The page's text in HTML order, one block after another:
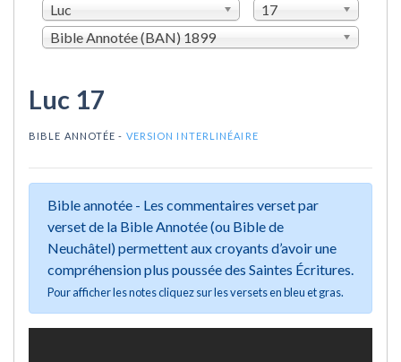
Luc
17
Bible Annotée (BAN) 1899
Luc 17
BIBLE ANNOTÉE - VERSION INTERLINÉAIRE
Bible annotée - Les commentaires verset par
verset de la Bible Annotée (ou Bible de
Neuchâtel) permettent aux croyants d’avoir une
compréhension plus poussée des Saintes Écritures.
Pour afficher les notes cliquez sur les versets en bleu et gras.